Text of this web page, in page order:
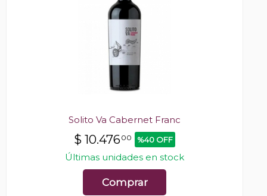
Solito Va Cabernet Franc
$ 10.47600 %40 OFF
Últimas unidades en stock
Comprar